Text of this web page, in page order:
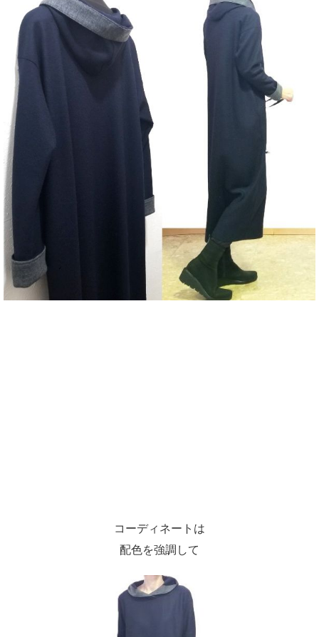
コーディネートは
配色を強調して